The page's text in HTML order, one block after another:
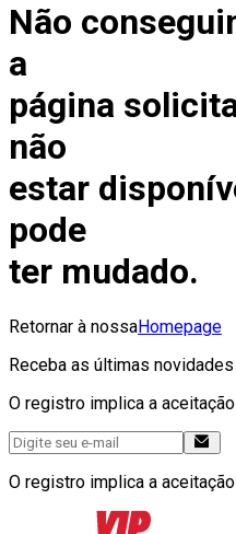
Não
a
página
não
estar
pode
ter mudado.
Retornar à nossaHomepage
Receba as últimas
O registro implica a
O registro implica a